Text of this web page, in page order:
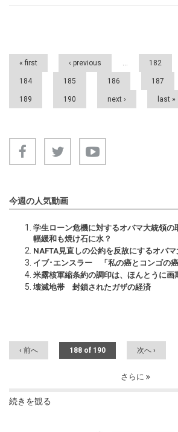
Pages
« first ‹ previous … 182
184 185 186 187
189 190 next › last »
今週の人気動画
学生ローン危機に対するオバマ大統領
幅緩和も焼け石に水？
NAFTA見直しの公約を反故にするオバ
イブ･エンスラー 「私の癌とコンゴの癌
米露核軍縮条約の調印は、ほんとうに画
壊滅地帯 封鎖されたガザの経済
‹ 前へ 188 of 190 次へ ›
さらに
続きを観る